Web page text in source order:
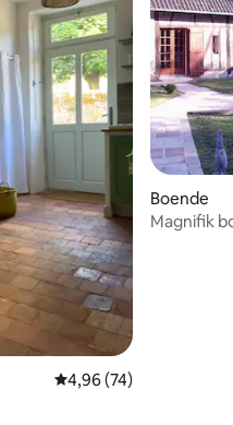
4,96 av 5 i
4,96 (74)
Boende
Magnifik